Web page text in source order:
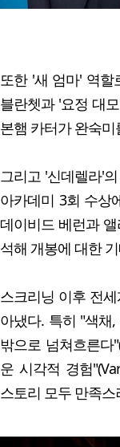
또한 '새 엄마' 역
블란쳇과 '요정 대
본햄 카터가 완숙
그리고 '신데렐라'
아카데미 3회 수상
데이비드 베런과
석해 개봉에 대한
스크리닝 이후 전
아냈다. 특히 "색채
밖으로 넘쳐흐른다
운 시각적 경험
스토리 모두 만족